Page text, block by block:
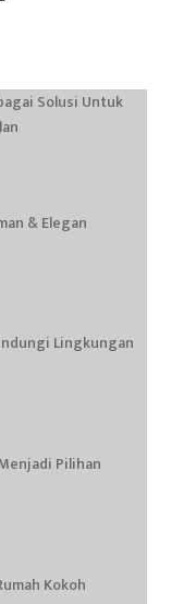
Solusi Untuk
& Elegan
Lingkungan
Pilihan
Kokoh